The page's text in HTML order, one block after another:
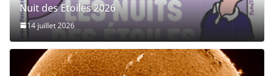
Nuit des Etoiles 2026
14 juillet 2026